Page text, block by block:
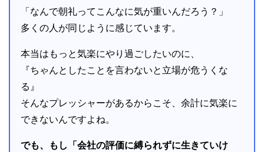
「なんで朝礼ってこんなに気が重いんだろう？」
多くの人が同じように感じています。
本当はもっと気楽にやり過ごしたいのに、
『ちゃんとしたことを言わないと立場が危うくな
る』
そんなプレッシャーがあるからこそ、余計に気楽に
できないんですよね。
でも、もし「会社の評価に縛られずに生きていけ